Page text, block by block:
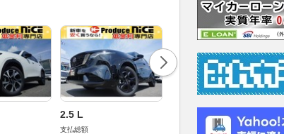
2.5 L
支払総額
2.2 XD ドライブ エデ
ィション ディーゼルタ